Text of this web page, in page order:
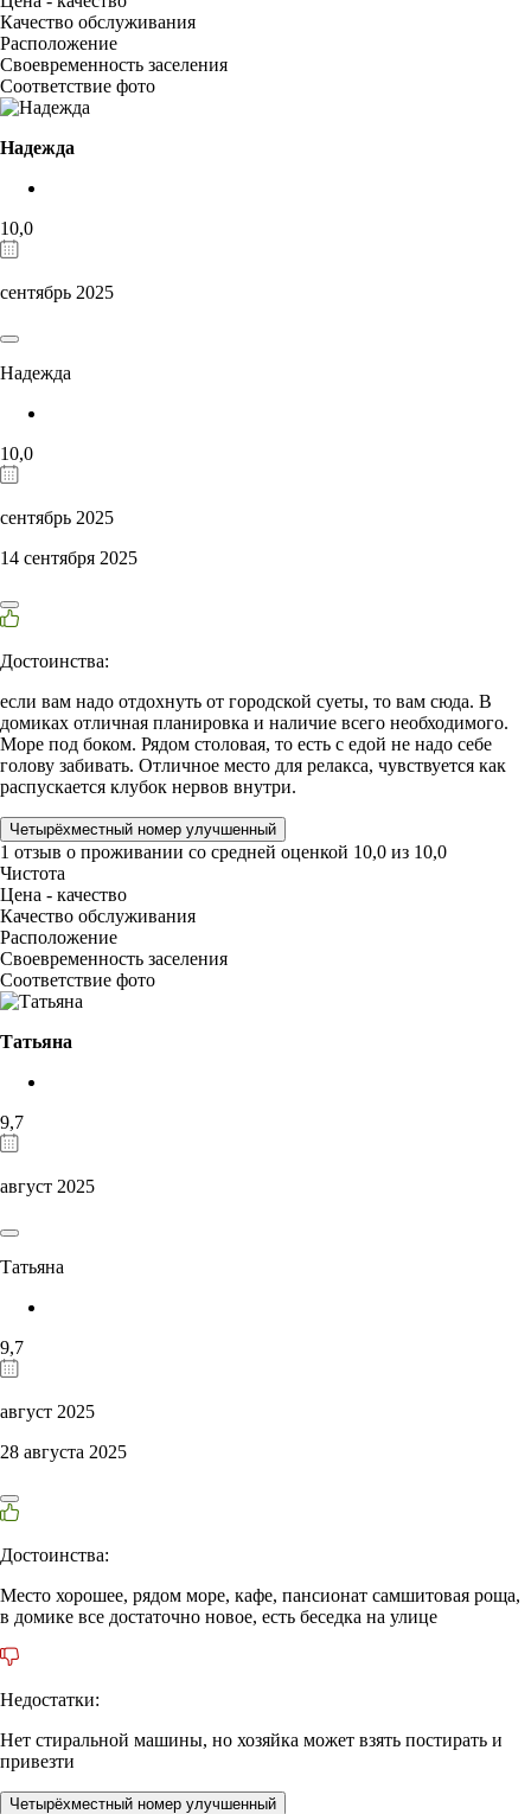
Качество обслуживания
Расположение
Своевременность заселения
Соответствие фото
Надежда
10,0
сентябрь 2025
Надежда
10,0
сентябрь 2025
14 сентября 2025
Достоинства:
если вам надо отдохнуть от городской суеты, то вам сюда. В
домиках отличная планировка и наличие всего необходимого.
Море под боком. Рядом столовая, то есть с едой не надо себе
голову забивать. Отличное место для релакса, чувствуется как
распускается клубок нервов внутри.
Четырёхместный номер улучшенный
1 отзыв о проживании со средней оценкой 10,0 из 10,0
Чистота
Цена - качество
Качество обслуживания
Расположение
Своевременность заселения
Соответствие фото
Татьяна
9,7
август 2025
Татьяна
9,7
август 2025
28 августа 2025
Достоинства:
Место хорошее, рядом море, кафе, пансионат самшитовая роща,
в домике все достаточно новое, есть беседка на улице
Недостатки:
Нет стиральной машины, но хозяйка может взять постирать и
привезти
Четырёхместный номер улучшенный